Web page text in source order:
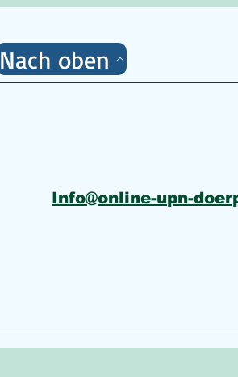
Nach oben
Info@online-upn-